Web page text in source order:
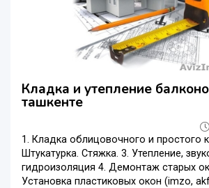
Кладка и утепление
ташкенте
1. Кладка облицовочного и простого
Штукатурка. Стяжка. 3. Утепление,
гидроизоляция 4. Демонтаж старых
Установка пластиковых окон (imzo,